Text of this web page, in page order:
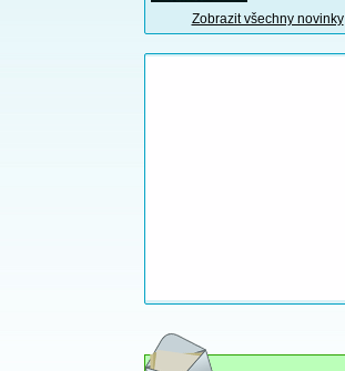
Zobrazit všechny novinky